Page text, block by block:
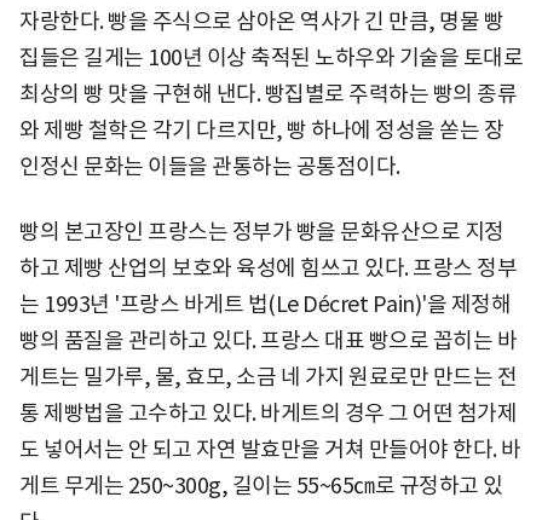
자랑한다. 빵을 주식으로 삼아온 역사가 긴 만큼, 명물 빵
집들은 길게는 100년 이상 축적된 노하우와 기술을 토대로
최상의 빵 맛을 구현해 낸다. 빵집별로 주력하는 빵의 종류
와 제빵 철학은 각기 다르지만, 빵 하나에 정성을 쏟는 장
인정신 문화는 이들을 관통하는 공통점이다.
빵의 본고장인 프랑스는 정부가 빵을 문화유산으로 지정
하고 제빵 산업의 보호와 육성에 힘쓰고 있다. 프랑스 정부
는 1993년 '프랑스 바게트 법(Le Décret Pain)'을 제정해
빵의 품질을 관리하고 있다. 프랑스 대표 빵으로 꼽히는 바
게트는 밀가루, 물, 효모, 소금 네 가지 원료로만 만드는 전
통 제빵법을 고수하고 있다. 바게트의 경우 그 어떤 첨가제
도 넣어서는 안 되고 자연 발효만을 거쳐 만들어야 한다. 바
게트 무게는 250~300g, 길이는 55~65㎝로 규정하고 있